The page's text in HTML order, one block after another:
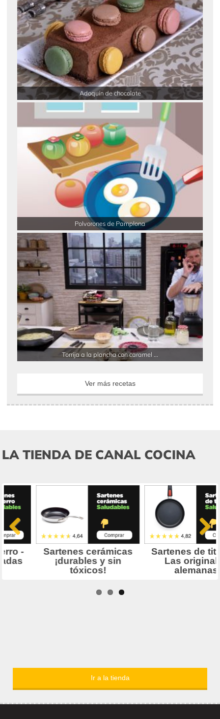
Adoquín de chocolate
Polvorones de Pamplona
Torrija a la plancha con caramel ...
Ver más recetas
LA TIENDA DE CANAL COCINA
Ir a la tienda